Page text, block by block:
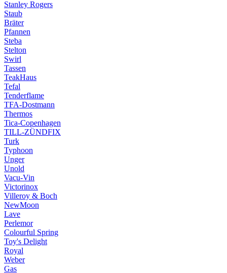
Stanley Rogers
Staub
Bräter
Pfannen
Steba
Stelton
Swirl
Tassen
TeakHaus
Tefal
Tenderflame
TFA-Dostmann
Thermos
Tica-Copenhagen
TILL-ZÜNDFIX
Turk
Typhoon
Unger
Unold
Vacu-Vin
Victorinox
Villeroy & Boch
NewMoon
Lave
Perlemor
Colourful Spring
Toy's Delight
Royal
Weber
Gas